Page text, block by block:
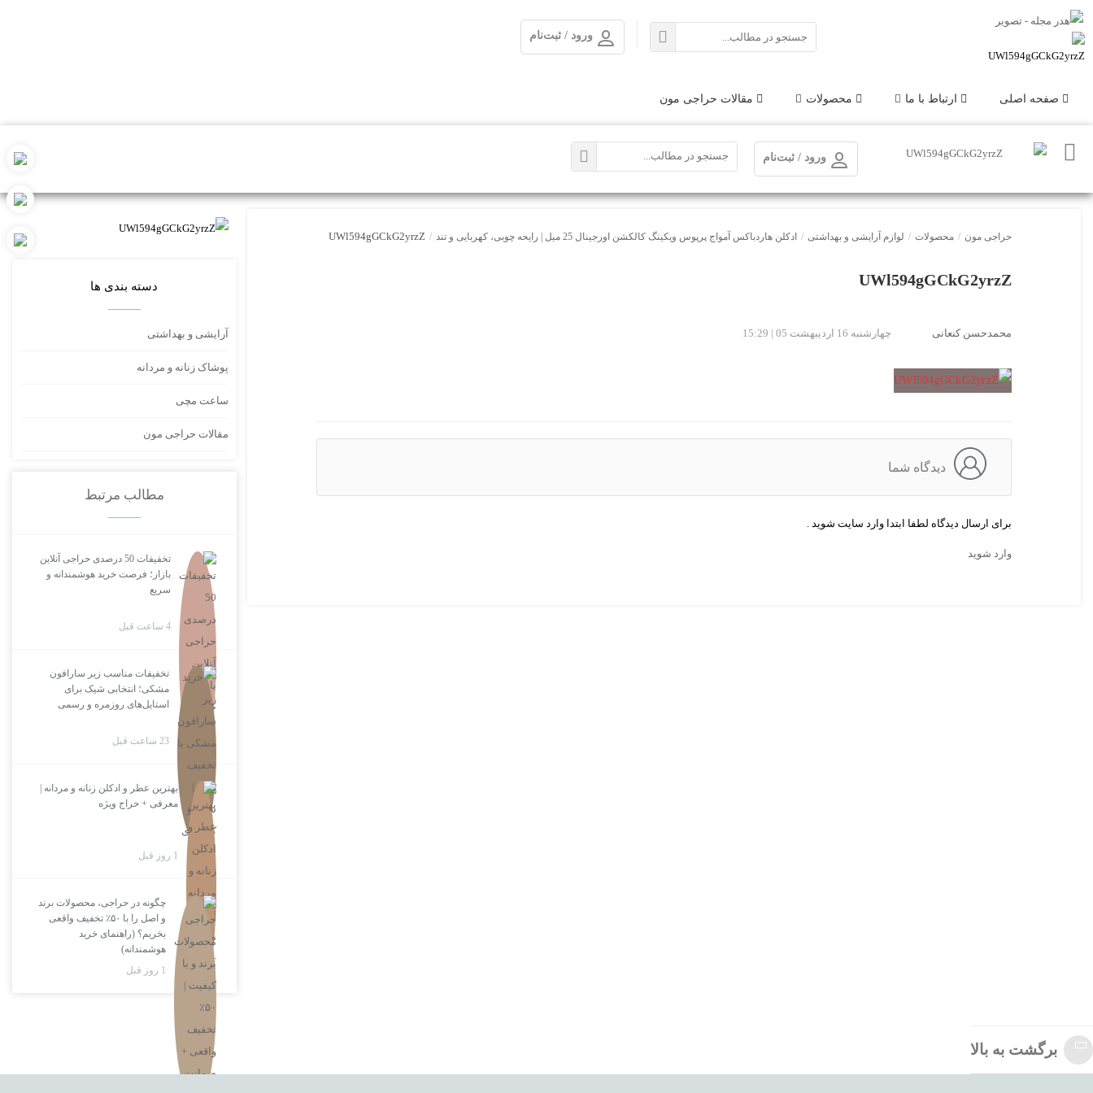
ورود / ثبت‌نام
صفحه اصلی ارتباط با ما محصولات مقالات حراجی مون
ورود / ثبت‌نام
حراجی مون / محصولات / لوازم آرایشی و بهداشتی / ادکلن هاردباکس آمواج پرپوس ویکینگ کالکشن اورجینال 25 میل | رایحه چوبی، کهربایی و تند /
UWl594gGCkG2yrzZ
UWl594gGCkG2yrzZ
محمدحسن کنعانی چهارشنبه 16 اردیبهشت 05 | 15:29
دیدگاه شما
برای ارسال دیدگاه لطفا ابتدا وارد سایت شوید .
وارد شوید
دسته بندی ها
آرایشی و بهداشتی
پوشاک زنانه و مردانه
ساعت مچی
مقالات حراجی مون
مطالب مرتبط
تخفیفات 50 درصدی حراجی آنلاین
بازار؛ فرصت خرید هوشمندانه و
سریع
4 ساعت قبل
تخفیفات مناسب زیر سارافون
مشکی؛ انتخابی شیک برای
استایل‌های روزمره و رسمی
23 ساعت قبل
بهترین عطر و ادکلن زنانه و مردانه |
معرفی + حراج ویژه
1 روز قبل
چگونه در حراجی، محصولات برند
و اصل را با ۵۰٪ تخفیف واقعی
بخریم؟ (راهنمای خرید
هوشمندانه)
1 روز قبل
برگشت به بالا